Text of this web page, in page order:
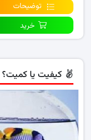
توضیحات
خرید
کیفیت یا کمیت؟